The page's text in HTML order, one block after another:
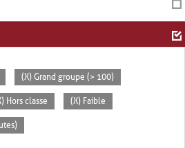
(X) Grand groupe (> 100)
Hors classe (X) Faible